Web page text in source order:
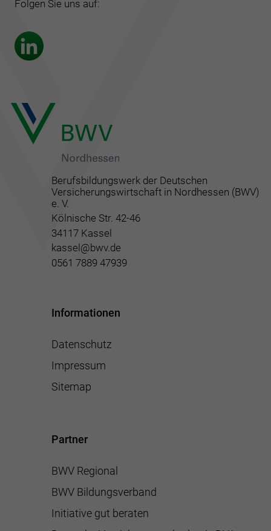
Folgen Sie uns auf:
Berufsbildungswerk der Deutschen
Versicherungswirtschaft in Nordhessen (BWV)
e. V.
Kölnische Str. 42-46
34117 Kassel
kassel@bwv.de
0561 7889 47939
Informationen
Datenschutz
Impressum
Sitemap
Partner
BWV Regional
BWV Bildungsverband
Initiative gut beraten